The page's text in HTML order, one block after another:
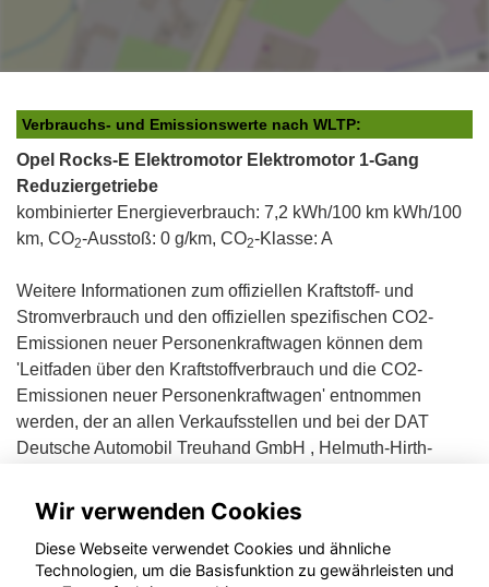
Verbrauchs- und Emissionswerte nach WLTP:
Opel Rocks-E Elektromotor Elektromotor 1-Gang
Reduziergetriebe
kombinierter Energieverbrauch: 7,2 kWh/100 km kWh/100
km, CO2-Ausstoß: 0 g/km, CO2-Klasse: A
Weitere Informationen zum offiziellen Kraftstoff- und
Stromverbrauch und den offiziellen spezifischen CO2-
Emissionen neuer Personenkraftwagen können dem
'Leitfaden über den Kraftstoffverbrauch und die CO2-
Emissionen neuer Personenkraftwagen' entnommen
werden, der an allen Verkaufsstellen und bei der DAT
Deutsche Automobil Treuhand GmbH , Helmuth-Hirth-
Wir verwenden Cookies
Diese Webseite verwendet Cookies und ähnliche
Technologien, um die Basisfunktion zu gewährleisten und